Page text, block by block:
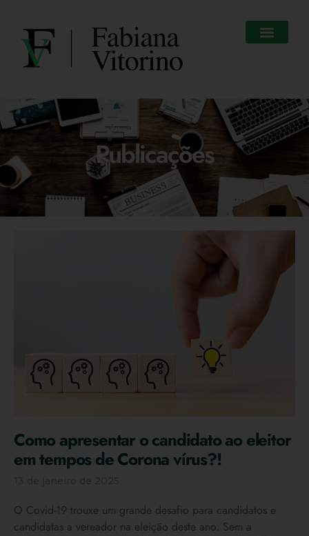
Publicações
Como apresentar o candidato ao eleitor
em tempos de Corona vírus?!
O Covid-19 trouxe um grande desafio para candidatos e
candidatas a vereador na eleição deste ano. Sem a